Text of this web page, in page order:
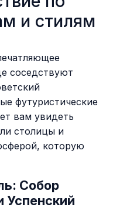
и стилям
соседствуют
футуристические
вам увидеть
столицы и
которую
Собор
Успенский